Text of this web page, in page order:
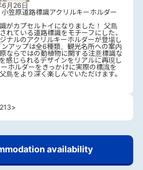
月26日
笠原道路標識アクリルキーホルダー
がカプセルトイになりました！ 父島
れている道路標識をモチーフにした、
ナルのアクリルキーホルダーが登場し
アップは全6種類。観光名所への案内
ならではの動植物に関する注意標識な
感じられるデザインをリアルに再現し
ホルダーをきっかけに実際の標識を
島をより深く楽しんでいただけます。
13>
availability